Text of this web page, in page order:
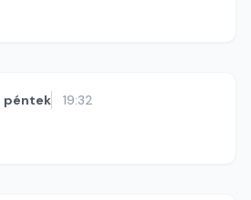
péntek 19:32